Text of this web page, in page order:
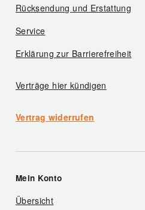
Rücksendung und Erstattung
Service
Erklärung zur Barrierefreiheit
Verträge hier kündigen
Vertrag widerrufen
Mein Konto
Übersicht